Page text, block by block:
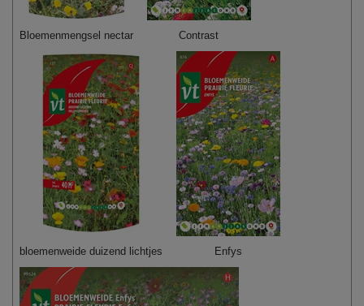
Bloemenmengsel nectar Contrast
bloemenweide duizend lichtjes Enfys